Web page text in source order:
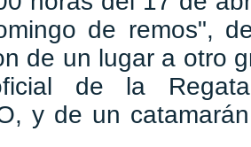
de remos",
de un lugar a otro
de la
y de un